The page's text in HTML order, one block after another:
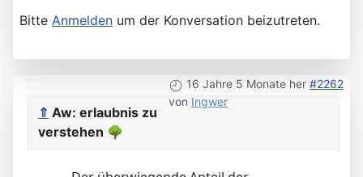
Bitte Anmelden um der Konversation beizutreten.
16 Jahre 5 Monate her #2262
von Ingwer
⇑ Aw: erlaubnis zu
verstehen 🌳